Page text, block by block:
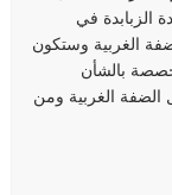
الزبابدة في
الغربية وستكون
بالشأن
الغربية ومن